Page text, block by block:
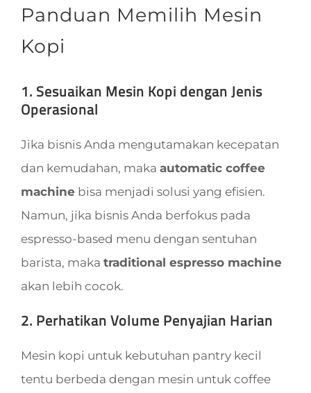
Panduan Memilih Mesin
Kopi
1. Sesuaikan Mesin Kopi dengan Jenis
Operasional
Jika bisnis Anda mengutamakan kecepatan
dan kemudahan, maka automatic coffee
machinebisa menjadi solusi yang efisien.
Namun, jika bisnis Anda berfokus pada
espresso-based menu dengan sentuhan
barista, maka traditional espresso machine
akan lebih cocok.
2. Perhatikan Volume Penyajian Harian
Mesin kopi untuk kebutuhan pantry kecil
tentu berbeda dengan mesin untuk coffee